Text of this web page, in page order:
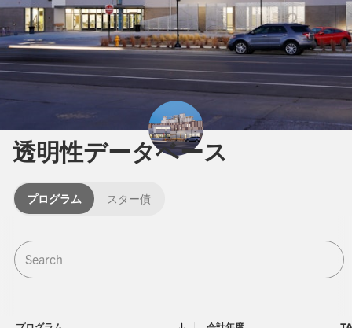
透明性データベース
プログラム スター債